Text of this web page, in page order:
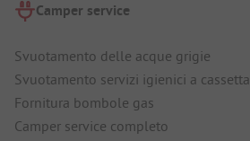
Camper service
Svuotamento delle acque grigie
Svuotamento servizi igienici a cassetta
Fornitura bombole gas
Camper service completo